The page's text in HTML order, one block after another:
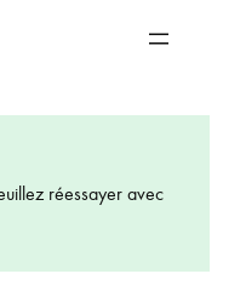
réessayer avec